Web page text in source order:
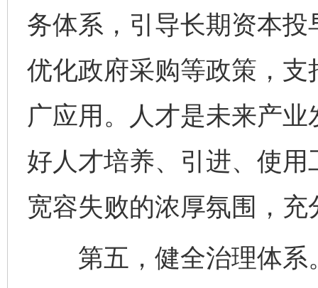
务体系，引导长期资本
优化政府采购等政策，
广应用。人才是未来产
好人才培养、引进、使
宽容失败的浓厚氛围，
第五，健全治理体系